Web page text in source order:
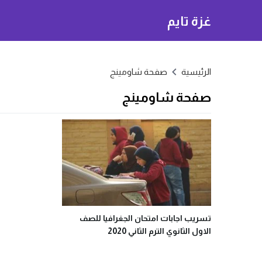
غزة تايم
الرئيسية صفحة شاومينج
صفحة شاومينج
تسريب اجابات امتحان الجغرافيا للصف
الاول الثانوي الترم الثاني 2020